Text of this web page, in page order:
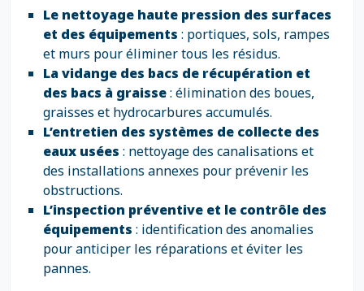
Le nettoyage haute pression des surfaces
et des équipements : portiques, sols, rampes
et murs pour éliminer tous les résidus.
La vidange des bacs de récupération et
des bacs à graisse: élimination des boues,
graisses et hydrocarbures accumulés.
L’entretien des systèmes de collecte des
eaux usées : nettoyage des canalisations et
des installations annexes pour prévenir les
obstructions.
L’inspection préventive et le contrôle des
équipements : identification des anomalies
pour anticiper les réparations et éviter les
pannes.